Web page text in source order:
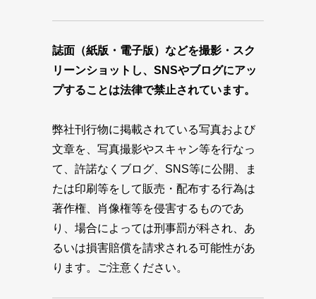
誌面（紙版・電子版）などを撮影・スク
リーンショットし、SNSやブログにアッ
プすることは法律で禁止されています。
弊社刊行物に掲載されている写真および
文章を、写真撮影やスキャン等を行なっ
て、許諾なくブログ、SNS等に公開、ま
たは印刷等をして販売・配布する行為は
著作権、肖像権等を侵害するものであ
り、場合によっては刑事罰が科され、あ
るいは損害賠償を請求される可能性があ
ります。ご注意ください。